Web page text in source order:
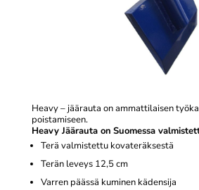
Heavy – jäärauta on ammattilaisen
poistamiseen.
Heavy Jäärauta on Suomessa
Terä valmistettu kovateräksestä
Terän leveys 12,5 cm
Varren päässä kuminen kädensija